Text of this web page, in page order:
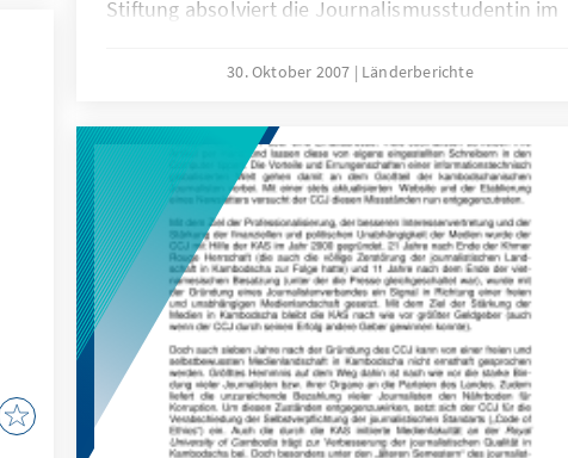
Stiftung absolviert die Journalismusstudentin im
zum 26. Oktober 2007 sowohl im Büro von Prof. Dr.
Europaparlaments, als auch in der Presseabteilung
der EVP. Die EVP ist die größte Fraktion im
Europäischen Parlament und steht für konservative
Werte.
30. Oktober 2007 Länderberichte